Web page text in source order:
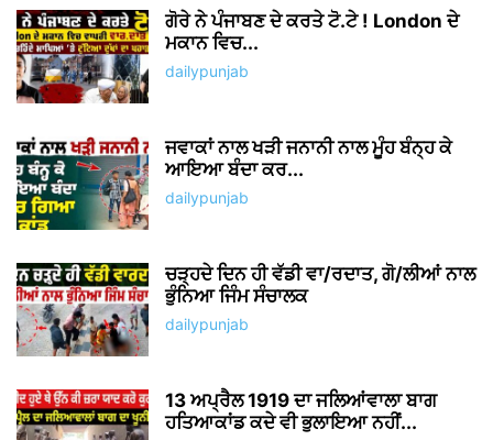
ਗੋਰੇ ਨੇ ਪੰਜਾਬਣ ਦੇ ਕਰਤੇ ਟੋ.ਟੇ ! London ਦੇ
ਮਕਾਨ ਵਿਚ...
dailypunjab
ਜਵਾਕਾਂ ਨਾਲ ਖੜੀ ਜਨਾਨੀ ਨਾਲ ਮੂੰਹ ਬੰਨ੍ਹ ਕੇ
ਆਇਆ ਬੰਦਾ ਕਰ...
dailypunjab
ਚੜ੍ਹਦੇ ਦਿਨ ਹੀ ਵੱਡੀ ਵਾ/ਰਦਾਤ, ਗੋ/ਲੀਆਂ ਨਾਲ
ਭੁੰਨਿਆ ਜਿੰਮ ਸੰਚਾਲਕ
dailypunjab
13 ਅਪ੍ਰੈਲ 1919 ਦਾ ਜਲਿਆਂਵਾਲਾ ਬਾਗ
ਹਤਿਆਕਾਂਡ ਕਦੇ ਵੀ ਭੁਲਾਇਆ ਨਹੀਂ...